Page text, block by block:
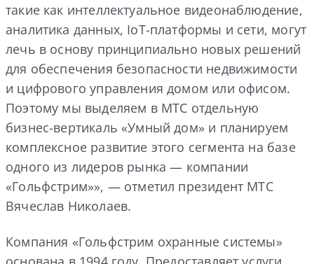
такие как интеллектуальное видеонаблюдение,
аналитика данных, IoT-платформы и сети, могут
лечь в основу принципиально новых решений
для обеспечения безопасности недвижимости
и цифрового управления домом или офисом.
Поэтому мы выделяем в МТС отдельную
бизнес-вертикаль «Умный дом» и планируем
комплексное развитие этого сегмента на базе
одного из лидеров рынка — компании
«Гольфстрим»», — отметил президент МТС
Вячеслав Николаев.
Компания «Гольфстрим охранные системы»